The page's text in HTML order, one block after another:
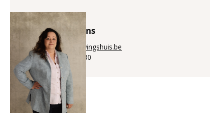
Annick Puystiens
annick@aanwervingshuis.be
+32 (0)56 225 880